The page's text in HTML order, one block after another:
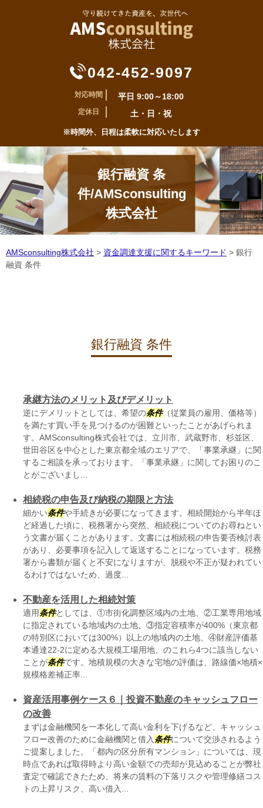
042-452-9097
対応時間 平日 9:00～18:00
定休日 土・日・祝
※時間外、日程は柔軟に対応いたします
銀行融資 条
件/AMSconsulting
株式会社
AMSconsulting株式会社 > 資金調達支援に関するキーワード > 銀行
融資 条件
銀行融資 条件
承継方法のメリット及びデメリット
逆にデメリットとしては、希望の条件（従業員の雇用、価格等）
を満たす買い手を見つけるのが困難といったことがあげられま
す。AMSconsulting株式会社では、立川市、武蔵野市、杉並区、
世田谷区を中心とした東京都全域のエリアで、「事業承継」に関
するご相談を承っております。「事業承継」に関してお困りのこ
とがございまし...
相続税の申告及び納税の期限と方法
細かい条件や手続きが必要になってきます。相続開始から半年ほ
ど経過した頃に、税務署から突然、相続税についてのお尋ねとい
う文書が届くことがあります。文書には相続税の申告要否検討表
があり、必要事項を記入して返送することになっています。税務
署から書類が届くと不安になりますが、脱税や不正が疑われてい
るわけではないため、過度...
不動産を活用した相続対策
適用条件としては、①市街化調整区域内の土地、②工業専用地域
に指定されている地域内の土地、③指定容積率が400%（東京都
の特別区においては300%）以上の地域内の土地、④財産評価基
本通達22-2に定める大規模工場用地、のこれら4つに該当しない
ことが条件です。地積規模の大きな宅地の評価は、路線価×地積×
規模格差補正率...
資産活用事例ケース６｜投資不動産のキャッシュフロー
の改善
まずは金融機関を一本化して高い金利を下げるなど、キャッシュ
フロー改善のために金融機関と借入 条件について交渉されるよう
ご提案しました。「都内の区分所有マンション」については、現
時点であれば取得時より高い金額での売却が見込めることが弊社
査定で確認できたため、将来の賃料の下落リスクや管理修繕コス
トの上昇リスク、高い借入...